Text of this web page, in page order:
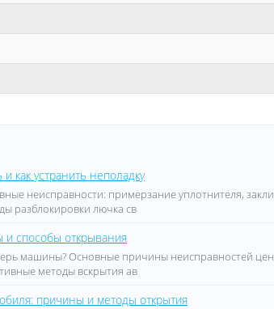
как устранить неполадку
неисправности: примерзание уплотнителя,
разблокировки лючка св
и способы открывания
машины? Основные причины неисправностей
методы вскрытия ав
причины и методы открытия